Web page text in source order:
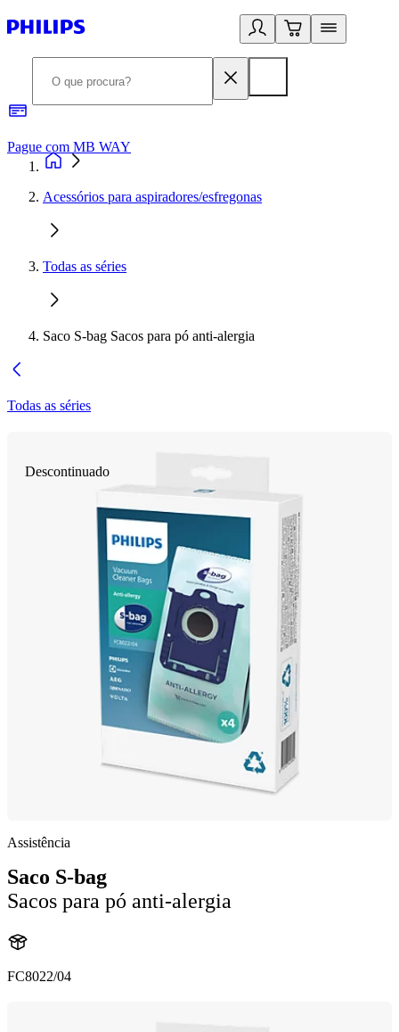
Pague com MB WAY
Acessórios para aspiradores/esfregonas
Todas as séries
Saco S-bag Sacos para pó anti-alergia
Todas as séries
Descontinuado
Assistência
Saco S-bag
Sacos para pó anti-alergia
FC8022/04